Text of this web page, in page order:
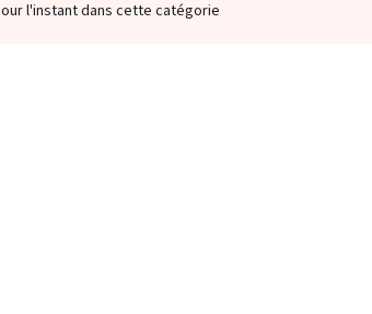
l'instant dans cette catégorie